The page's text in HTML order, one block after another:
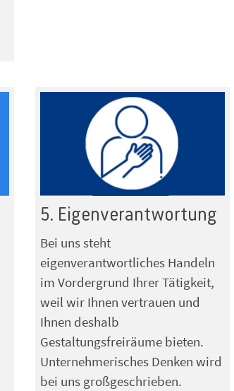
5. Eigenverantwortung
Bei uns steht
eigenverantwortliches Handeln
im Vordergrund Ihrer Tätigkeit,
weil wir Ihnen vertrauen und
Ihnen deshalb
Gestaltungsfreiräume bieten.
Unternehmerisches Denken wird
bei uns großgeschrieben.